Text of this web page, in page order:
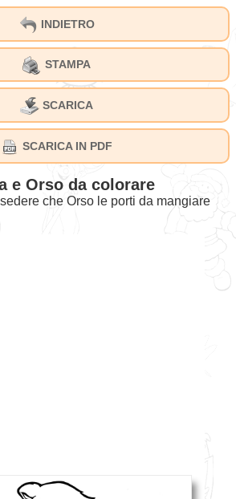
INDIETRO
STAMPA
SCARICA
SCARICA IN PDF
e Orso da colorare
che Orso le porti da mangiare